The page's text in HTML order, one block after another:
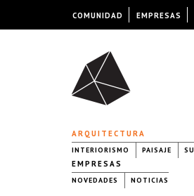
ARQUITECTURA
INTERIORISMO PAISAJE
EMPRESAS
NOVEDADES NOTICIAS
COMUNIDAD EMPRESAS